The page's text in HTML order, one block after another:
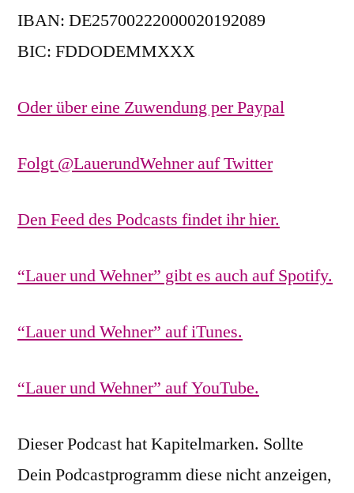
IBAN: DE25700222000020192089
BIC: FDDODEMMXXX
Oder über eine Zuwendung per Paypal
Folgt @LauerundWehner auf Twitter
Den Feed des Podcasts findet ihr hier.
“Lauer und Wehner” gibt es auch auf Spotify.
“Lauer und Wehner” auf iTunes.
“Lauer und Wehner” auf YouTube.
Dieser Podcast hat Kapitelmarken. Sollte
Dein Podcastprogramm diese nicht anzeigen,